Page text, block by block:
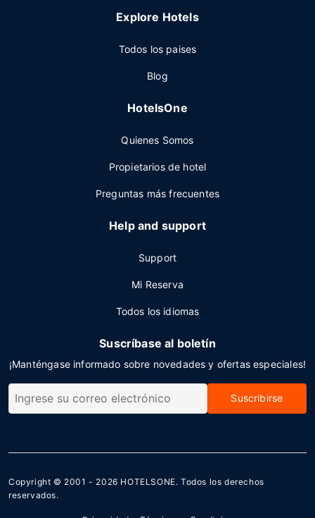
Explore Hotels
Todos los paises
Blog
HotelsOne
Quienes Somos
Propietarios de hotel
Preguntas más frecuentes
Help and support
Support
Mi Reserva
Todos los idiomas
Suscríbase al boletín
¡Manténgase informado sobre novedades y ofertas especiales!
Suscribirse
Copyright © 2001 - 2026 HOTELSONE. Todos los derechos
reservados.